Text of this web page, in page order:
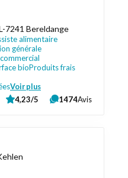
7241 Bereldange
alimentaire
générale
bioProduits frais
Voir plus
4,23/5 1474Avis